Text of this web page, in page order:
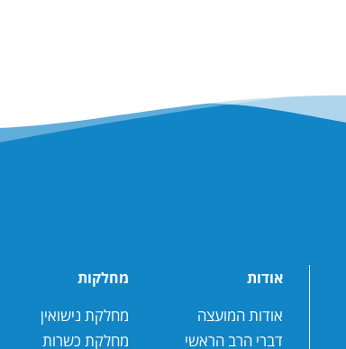
אודות
אודות המועצה
דברי הרב הראשי
מחלקות
מחלקת נישואין
מחלקת כשרות